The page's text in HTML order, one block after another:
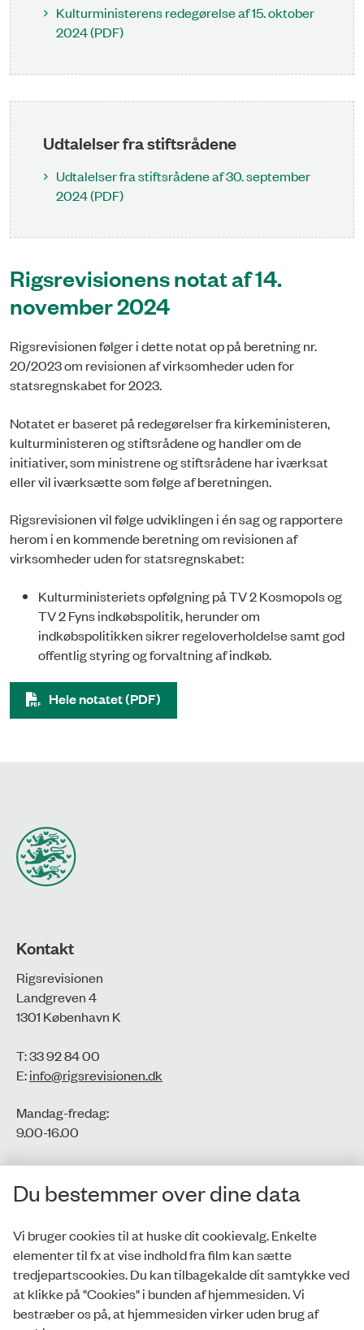
Kulturministerens redegørelse af 15. oktober
2024 (PDF)
Udtalelser fra stiftsrådene
Udtalelser fra stiftsrådene af 30. september
2024 (PDF)
Rigsrevisionens notat af 14.
november 2024
Rigsrevisionen følger i dette notat op på beretning nr.
20/2023 om revisionen af virksomheder uden for
statsregnskabet for 2023.
Notatet er baseret på redegørelser fra kirkeministeren,
kulturministeren og stiftsrådene og handler om de
initiativer, som ministrene og stiftsrådene har iværksat
eller vil iværksætte som følge af beretningen.
Rigsrevisionen vil følge udviklingen i én sag og rapportere
herom i en kommende beretning om revisionen af
virksomheder uden for statsregnskabet:
Kulturministeriets opfølgning på TV 2 Kosmopols og
TV 2 Fyns indkøbspolitik, herunder om
indkøbspolitikken sikrer regeloverholdelse samt god
offentlig styring og forvaltning af indkøb.
Hele notatet (PDF)
Kontakt
Rigsrevisionen
Landgreven 4
1301 København K
T: 33 92 84 00
E:info@rigsrevisionen.dk
Mandag-fredag:
9.00-16.00​
CVR-nr.: 77806113
EAN-nr.: 5798000016002
Privatlivspolitik
Whistleblowerordning
Tilgængelighedserklæring
Du bestemmer over dine data
Vi bruger cookies til at huske dit cookievalg. Enkelte
elementer til fx at vise indhold fra film kan sætte
tredjepartscookies. Du kan tilbagekalde dit samtykke ved
at klikke på "Cookies" i bunden af hjemmesiden. Vi
bestræber os på, at hjemmesiden virker uden brug af